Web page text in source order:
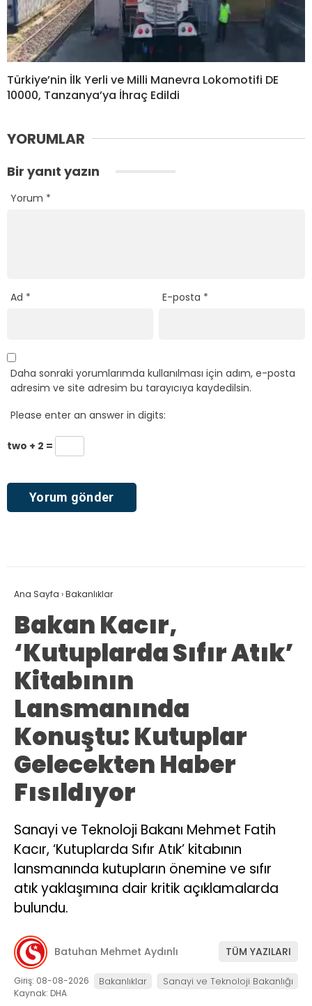
Türkiye’nin İlk Yerli ve Milli Manevra Lokomotifi DE
10000, Tanzanya’ya İhraç Edildi
YORUMLAR
Bir yanıt yazın
Yorum *
Ad * E-posta *
Daha sonraki yorumlarımda kullanılması için adım, e-posta
adresim ve site adresim bu tarayıcıya kaydedilsin.
Please enter an answer in digits:
two + 2 =
Ana Sayfa ›Bakanlıklar
Bakan Kacır,
‘Kutuplarda Sıfır Atık’
Kitabının
Lansmanında
Konuştu: Kutuplar
Gelecekten Haber
Fısıldıyor
Sanayi ve Teknoloji Bakanı Mehmet Fatih
Kacır, ‘Kutuplarda Sıfır Atık’ kitabının
lansmanında kutupların önemine ve sıfır
atık yaklaşımına dair kritik açıklamalarda
bulundu.
Batuhan Mehmet Aydınlı TÜM YAZILARI
Giriş: 08-08-2026
Kaynak: DHA
Bakanlıklar Sanayi ve Teknoloji Bakanlığı